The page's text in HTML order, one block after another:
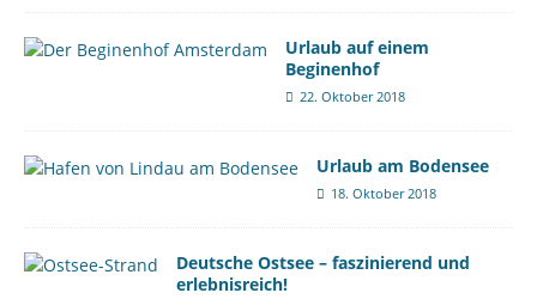
Urlaub auf einem
Beginenhof
22. Oktober 2018
Urlaub am Bodensee
18. Oktober 2018
Deutsche Ostsee – faszinierend und
erlebnisreich!